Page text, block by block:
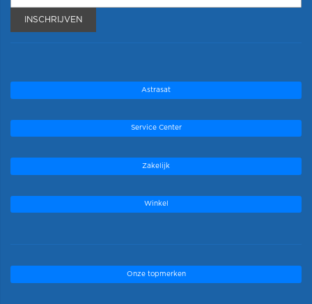
INSCHRIJVEN
Astrasat
Service Center
Zakelijk
Winkel
Onze topmerken